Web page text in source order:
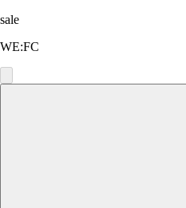
sale
WE:FC